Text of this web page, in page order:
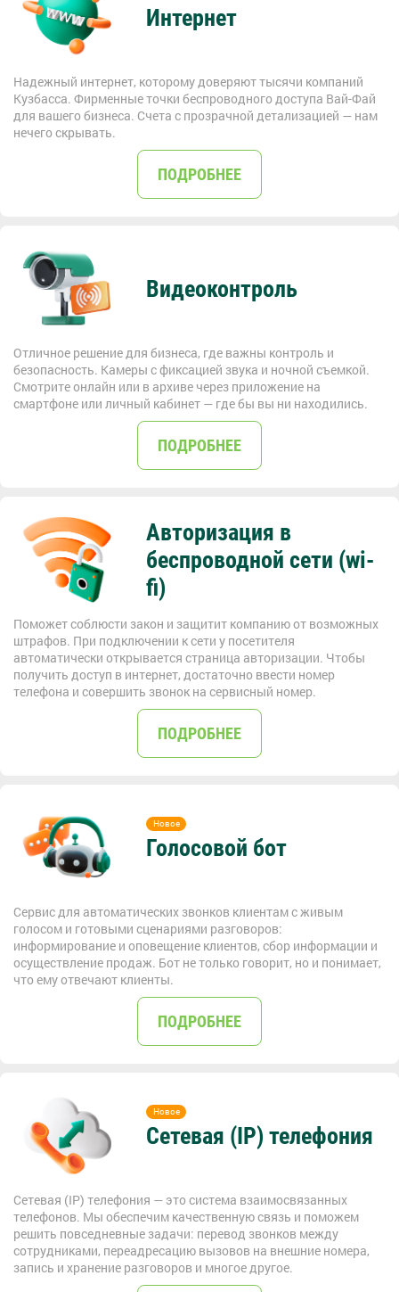
Интернет
Надежный интернет, которому доверяют тысячи компаний
Кузбасса. Фирменные точки беспроводного доступа Вай-Фай
для вашего бизнеса. Счета с прозрачной детализацией — нам
нечего скрывать.
ПОДРОБНЕЕ
Видеоконтроль
Отличное решение для бизнеса, где важны контроль и
безопасность. Камеры с фиксацией звука и ночной съемкой.
Смотрите онлайн или в архиве через приложение на
смартфоне или личный кабинет — где бы вы ни находились.
ПОДРОБНЕЕ
Авторизация в
беспроводной сети (wi-
fi)
Поможет соблюсти закон и защитит компанию от возможных
штрафов. При подключении к сети у посетителя
автоматически открывается страница авторизации. Чтобы
получить доступ в интернет, достаточно ввести номер
телефона и совершить звонок на сервисный номер.
ПОДРОБНЕЕ
Голосовой бот
Сервис для автоматических звонков клиентам с живым
голосом и готовыми сценариями разговоров:
информирование и оповещение клиентов, сбор информации и
осуществление продаж. Бот не только говорит, но и понимает,
что ему отвечают клиенты.
ПОДРОБНЕЕ
Сетевая (IP) телефония
Сетевая (IP) телефония — это система взаимосвязанных
телефонов. Мы обеспечим качественную связь и поможем
решить повседневные задачи: перевод звонков между
сотрудниками, переадресацию вызовов на внешние номера,
запись и хранение разговоров и многое другое.